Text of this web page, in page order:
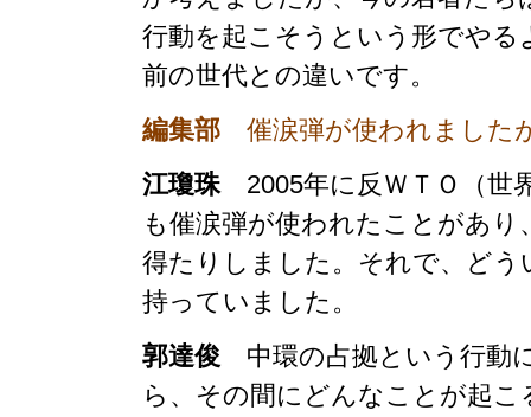
行動を起こそうという形でや
前の世代との違いです。
編集部 催涙弾が使われました
江瓊珠2005年に反ＷＴＯ（世
も催涙弾が使われたことがあ
得たりしました。それで、ど
持っていました。
郭達俊 中環の占拠という行動
ら、その間にどんなことが起